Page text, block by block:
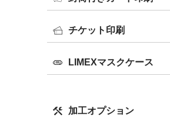
チケット印刷
LIMEXマスクケース
加工オプション